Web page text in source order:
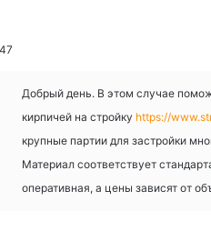
Добрый день. В этом случае
кирпичей на стройку https://
крупные партии для застройки
Материал соответствует
оперативная, а цены зависят от